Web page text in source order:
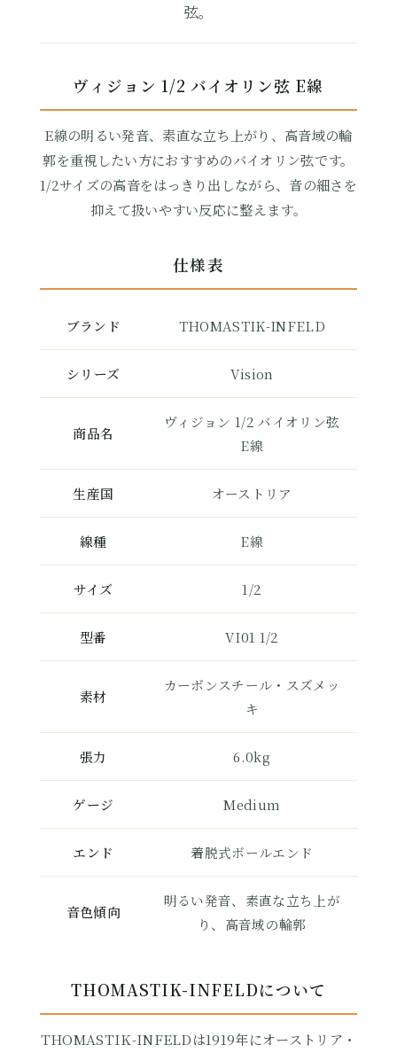
弦。
ヴィジョン 1/2 バイオリン弦 E線
E線の明るい発音、素直な立ち上がり、高音域の輪
郭を重視したい方におすすめのバイオリン弦です。
1/2サイズの高音をはっきり出しながら、音の細さを
抑えて扱いやすい反応に整えます。
仕様表
ブランド THOMASTIK-INFELD
シリーズ Vision
商品名
ヴィジョン 1/2 バイオリン弦
E線
生産国 オーストリア
線種 E線
サイズ 1/2
型番 VI01 1/2
素材
カーボンスチール・スズメッ
キ
張力 6.0kg
ゲージ Medium
エンド 着脱式ボールエンド
音色傾向
明るい発音、素直な立ち上が
り、高音域の輪郭
THOMASTIK-INFELDについて
THOMASTIK-INFELDは1919年にオーストリア・